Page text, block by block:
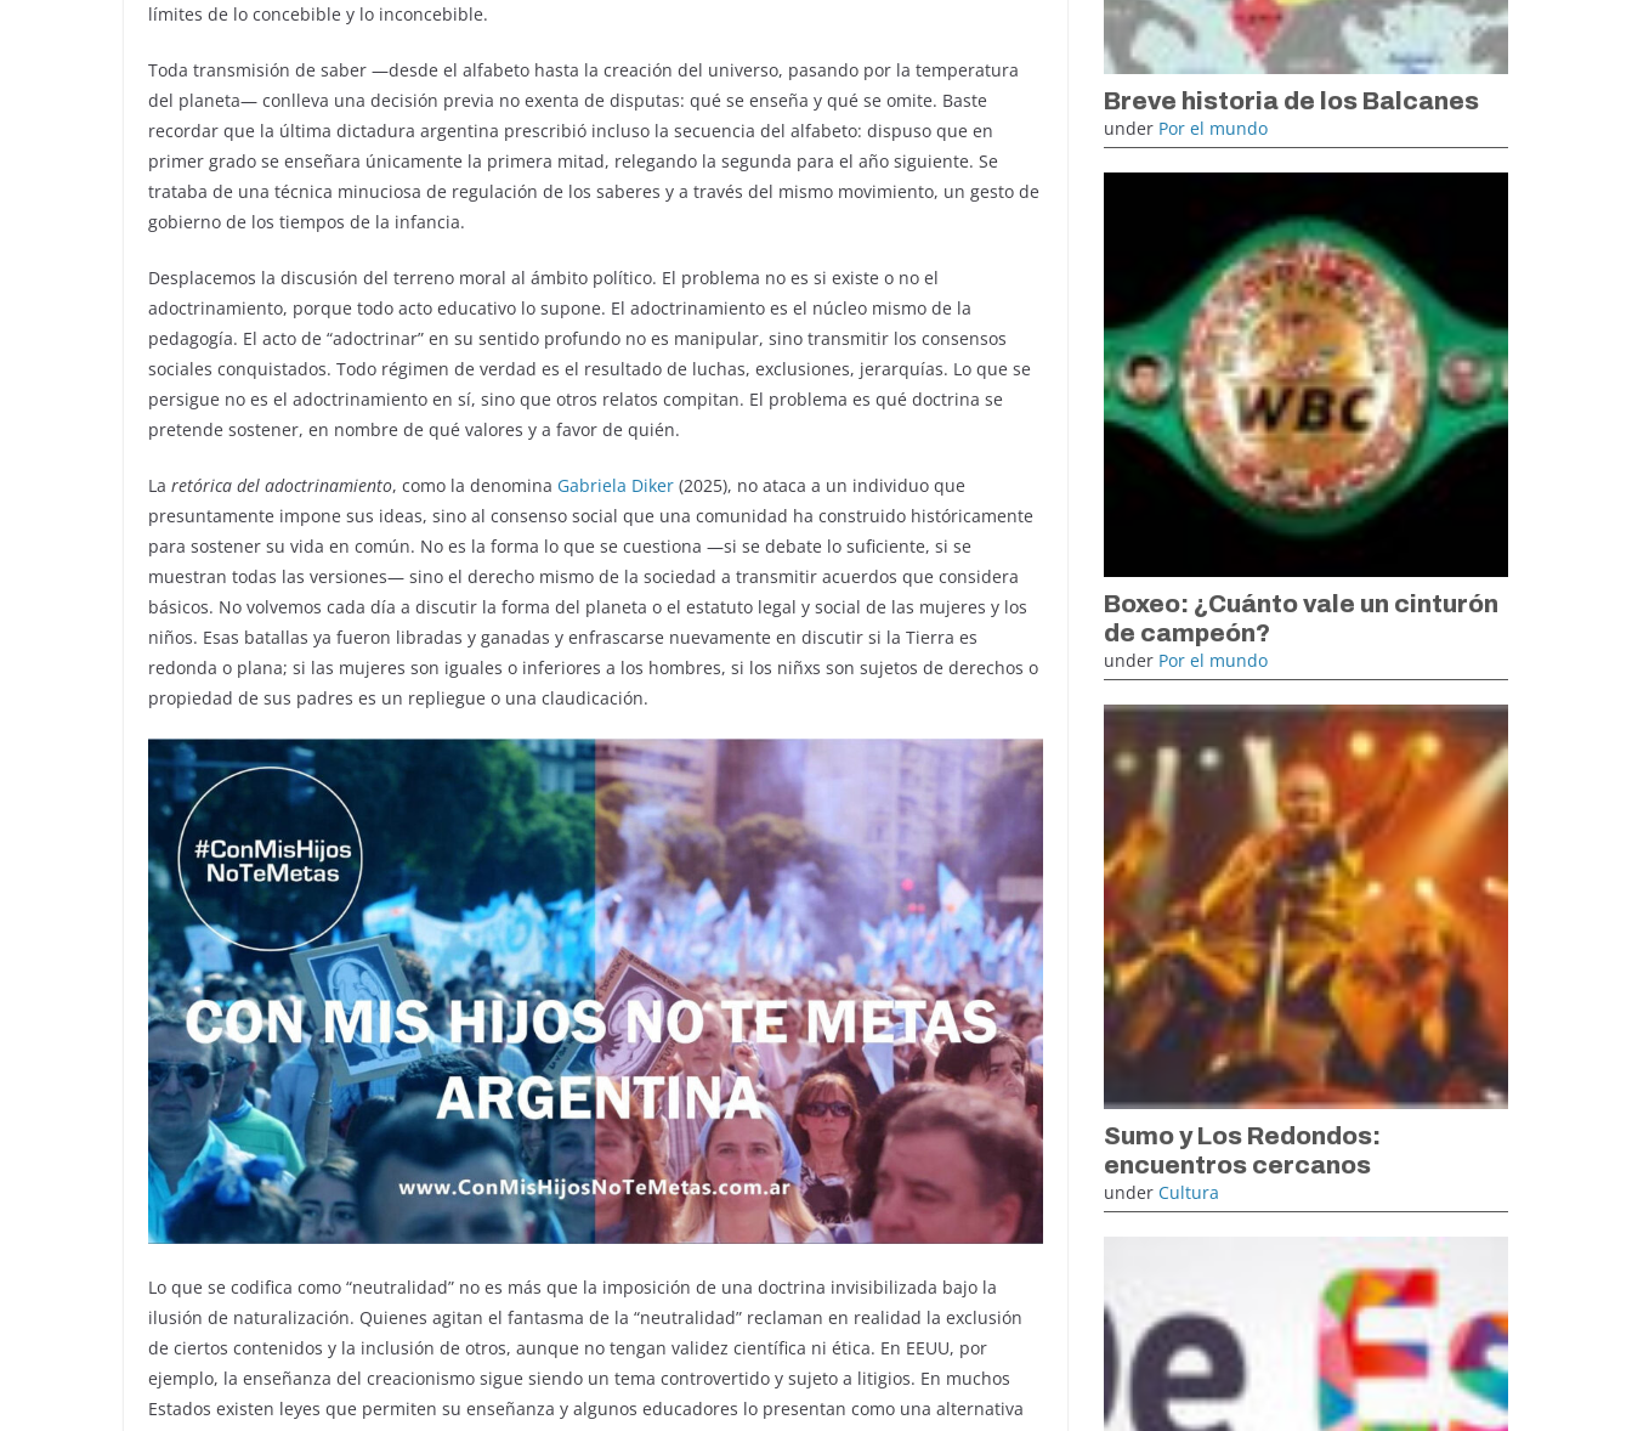
límites de lo concebible y lo inconcebible.
Toda transmisión de saber —desde el alfabeto hasta la creación del universo, pasando por la temperatura
del planeta— conlleva una decisión previa no exenta de disputas: qué se enseña y qué se omite. Baste
recordar que la última dictadura argentina prescribió incluso la secuencia del alfabeto: dispuso que en
primer grado se enseñara únicamente la primera mitad, relegando la segunda para el año siguiente. Se
trataba de una técnica minuciosa de regulación de los saberes y a través del mismo movimiento, un gesto de
gobierno de los tiempos de la infancia.
Desplacemos la discusión del terreno moral al ámbito político. El problema no es si existe o no el
adoctrinamiento, porque todo acto educativo lo supone. El adoctrinamiento es el núcleo mismo de la
pedagogía. El acto de “adoctrinar” en su sentido profundo no es manipular, sino transmitir los consensos
sociales conquistados. Todo régimen de verdad es el resultado de luchas, exclusiones, jerarquías. Lo que se
persigue no es el adoctrinamiento en sí, sino que otros relatos compitan. El problema es qué doctrina se
pretende sostener, en nombre de qué valores y a favor de quién.
La retórica del adoctrinamiento, como la denomina Gabriela Diker (2025), no ataca a un individuo que
presuntamente impone sus ideas, sino al consenso social que una comunidad ha construido históricamente
para sostener su vida en común. No es la forma lo que se cuestiona —si se debate lo suficiente, si se
muestran todas las versiones— sino el derecho mismo de la sociedad a transmitir acuerdos que considera
básicos. No volvemos cada día a discutir la forma del planeta o el estatuto legal y social de las mujeres y los
niños. Esas batallas ya fueron libradas y ganadas y enfrascarse nuevamente en discutir si la Tierra es
redonda o plana; si las mujeres son iguales o inferiores a los hombres, si los niñxs son sujetos de derechos o
propiedad de sus padres es un repliegue o una claudicación.
Lo que se codifica como “neutralidad” no es más que la imposición de una doctrina invisibilizada bajo la
ilusión de naturalización. Quienes agitan el fantasma de la “neutralidad” reclaman en realidad la exclusión
de ciertos contenidos y la inclusión de otros, aunque no tengan validez científica ni ética. En EEUU, por
ejemplo, la enseñanza del creacionismo sigue siendo un tema controvertido y sujeto a litigios. En muchos
Estados existen leyes que permiten su enseñanza y algunos educadores lo presentan como una alternativa
Breve historia de los Balcanes
under Por el mundo
Boxeo: ¿Cuánto vale un cinturón
de campeón?
under Por el mundo
Sumo y Los Redondos:
encuentros cercanos
under Cultura